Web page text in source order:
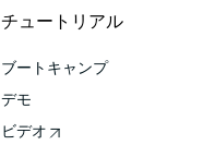
チュートリアル
ブートキャンプ
デモ
ビデオ